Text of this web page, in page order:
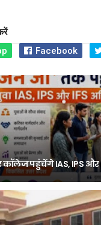
Facebook
कॉलेज पहुंचेंगे IAS, IPS और